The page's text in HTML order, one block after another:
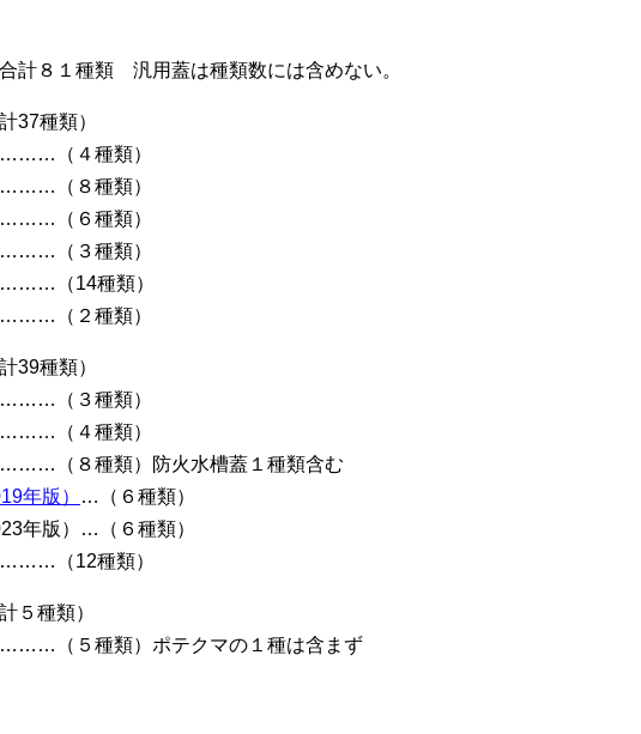
計８１種類 汎用蓋は種類数には含めない。
37種類）
（４種類）
（８種類）
（６種類）
（３種類）
（14種類）
（２種類）
種類）
（３種類）
（４種類）
………（８種類）防火水槽蓋１種類含む
年版）
…（６種類）
年版）…（６種類）
（12種類）
５種類）
５種類）ポテクマの１種は含まず